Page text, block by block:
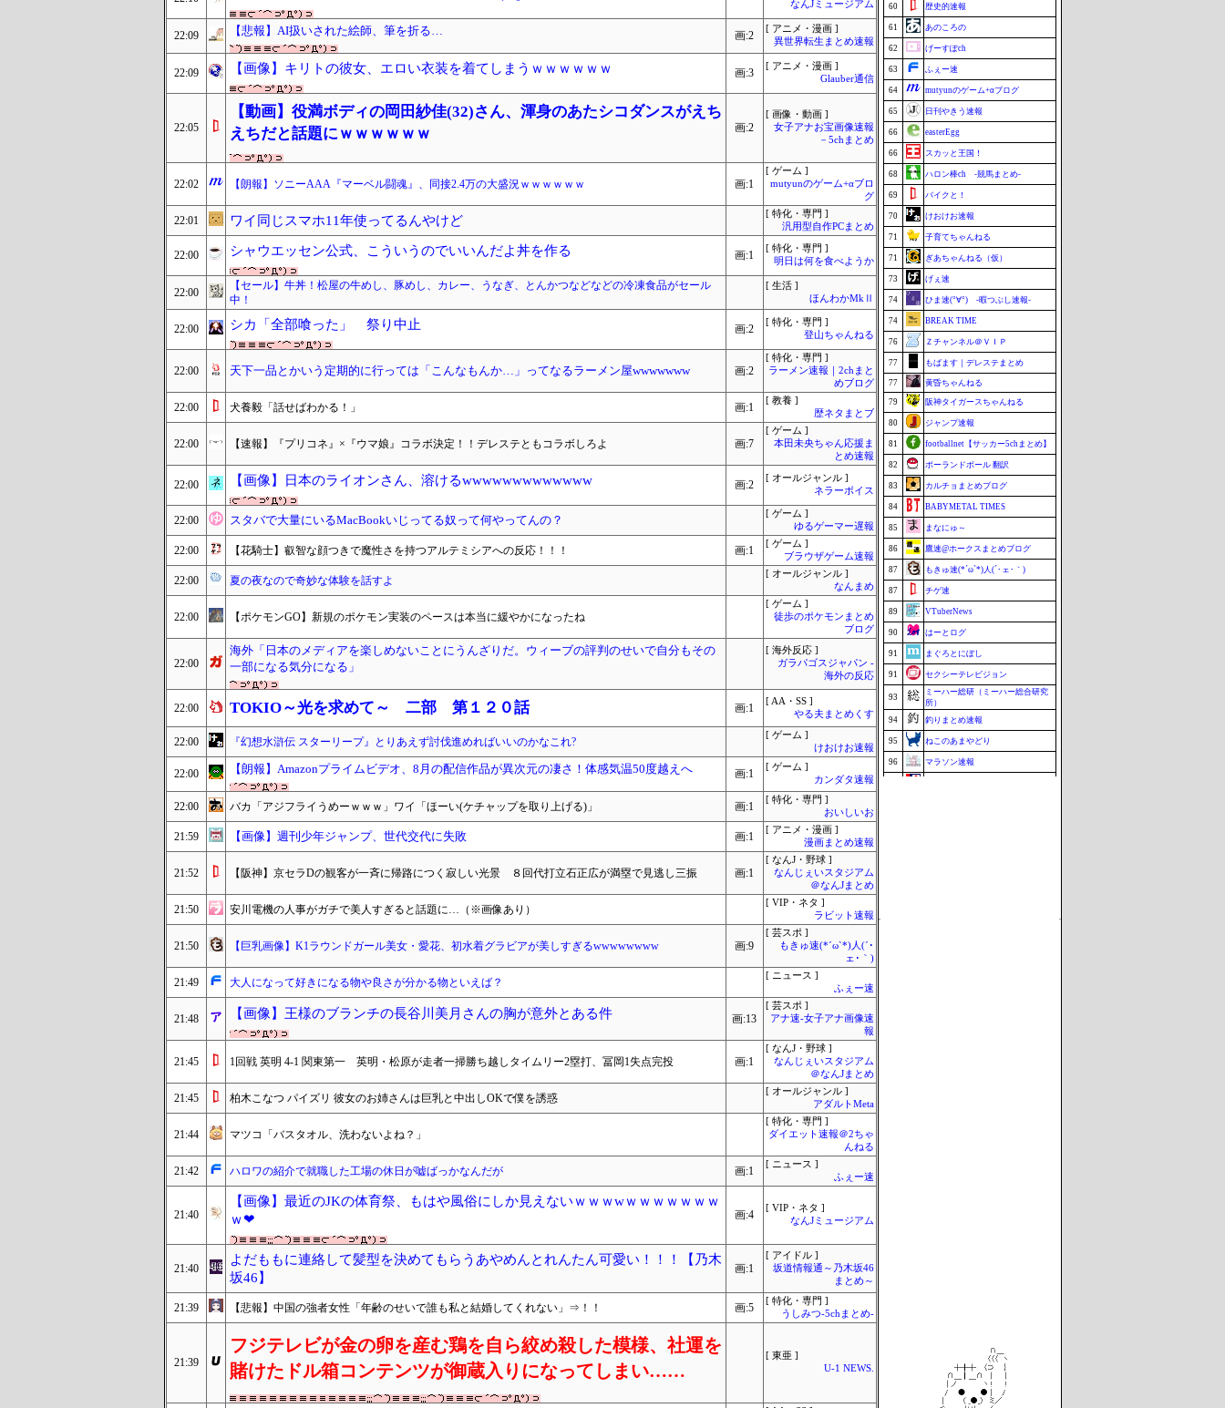
なんJミュージアム
22:09 【悲報】AI扱いされた絵師、筆を折る… 画:2
[ アニメ・漫画 ]
異世界転生まとめ速報
22:09 【画像】キリトの彼女、エロい衣装を着てしまうｗｗｗｗｗｗ 画:3
[ アニメ・漫画 ]
Glauber通信
22:05
【動画】役満ボディの岡田紗佳(32)さん、渾身のあたシコダンスがえち
えちだと話題にｗｗｗｗｗｗ
画:2
[ 画像・動画 ]
女子アナお宝画像速報
－5chまとめ
22:02 【朗報】ソニーAAA『マーベル闘魂』、同接2.4万の大盛況ｗｗｗｗｗｗ 画:1
[ ゲーム ]
mutyunのゲーム+αブロ
グ
22:01 ワイ同じスマホ11年使ってるんやけど
[ 特化・専門 ]
汎用型自作PCまとめ
22:00 シャウエッセン公式、こういうのでいいんだよ丼を作る 画:1
[ 特化・専門 ]
明日は何を食べようか
22:00
【セール】牛丼！松屋の牛めし、豚めし、カレー、うなぎ、とんかつなどなどの冷凍食品がセール
中！
[ 生活 ]
ほんわかMkⅡ
22:00 シカ「全部喰った」 祭り中止 画:2
[ 特化・専門 ]
登山ちゃんねる
22:00 天下一品とかいう定期的に行っては「こんなもんか…」ってなるラーメン屋wwwwwww 画:2
[ 特化・専門 ]
ラーメン速報｜2chまと
めブログ
22:00 犬養毅「話せばわかる！」 画:1
[ 教養 ]
歴ネタまとブ
22:00 【速報】『プリコネ』×『ウマ娘』コラボ決定！！デレステともコラボしろよ 画:7
[ ゲーム ]
本田未央ちゃん応援ま
とめ速報
22:00 【画像】日本のライオンさん、溶けるwwwwwwwwwwwww 画:2
[ オールジャンル ]
ネラーボイス
22:00 スタバで大量にいるMacBookいじってる奴って何やってんの？
[ ゲーム ]
ゆるゲーマー遅報
22:00 【花騎士】叡智な顔つきで魔性さを持つアルテミシアへの反応！！！ 画:1
[ ゲーム ]
ブラウザゲーム速報
22:00 夏の夜なので奇妙な体験を話すよ
[ オールジャンル ]
なんまめ
22:00 【ポケモンGO】新規のポケモン実装のペースは本当に緩やかになったね
[ ゲーム ]
徒歩のポケモンまとめ
ブログ
22:00
海外「日本のメディアを楽しめないことにうんざりだ。ウィーブの評判のせいで自分もその
一部になる気分になる」
[ 海外反応 ]
ガラパゴスジャパン -
海外の反応
22:00 TOKIO～光を求めて～ 二部 第１２０話 画:1
[ AA・SS ]
やる夫まとめくす
22:00 『幻想水滸伝 スターリープ』とりあえず討伐進めればいいのかなこれ?
[ ゲーム ]
けおけお速報
22:00 【朗報】Amazonプライムビデオ、8月の配信作品が異次元の凄さ！体感気温50度越えへ 画:1
[ ゲーム ]
カンダタ速報
22:00 バカ「アジフライうめーｗｗｗ」ワイ「ほーい(ケチャップを取り上げる)」 画:1
[ 特化・専門 ]
おいしいお
21:59 【画像】週刊少年ジャンプ、世代交代に失敗 画:1
[ アニメ・漫画 ]
漫画まとめ速報
21:52 【阪神】京セラDの観客が一斉に帰路につく寂しい光景 ８回代打立石正広が満塁で見逃し三振 画:1
[ なんJ・野球 ]
なんじぇいスタジアム
＠なんJまとめ
21:50 安川電機の人事がガチで美人すぎると話題に…（※画像あり）
[ VIP・ネタ ]
ラビット速報
21:50 【巨乳画像】K1ラウンドガール美女・愛花、初水着グラビアが美しすぎるwwwwwwww 画:9
[ 芸スポ ]
もきゅ速(*´ω`*)人(´･
ェ･｀)
21:49 大人になって好きになる物や良さが分かる物といえば？
[ ニュース ]
ふぇー速
21:48 【画像】王様のブランチの長谷川美月さんの胸が意外とある件 画:13
[ 芸スポ ]
アナ速‐女子アナ画像速
報
21:45 1回戦 英明 4-1 関東第一 英明・松原が走者一掃勝ち越しタイムリー2塁打、冨岡1失点完投 画:1
[ なんJ・野球 ]
なんじぇいスタジアム
＠なんJまとめ
21:45 柏木こなつ パイズリ 彼女のお姉さんは巨乳と中出しOKで僕を誘惑
[ オールジャンル ]
アダルトMeta
21:44 マツコ「バスタオル、洗わないよね？」
[ 特化・専門 ]
ダイエット速報＠2ちゃ
んねる
21:42 ハロワの紹介で就職した工場の休日が嘘ばっかなんだが 画:1
[ ニュース ]
ふぇー速
21:40
【画像】最近のJKの体育祭、もはや風俗にしか見えないｗｗｗwｗｗｗｗｗｗｗ
ｗ❤
画:4
[ VIP・ネタ ]
なんJミュージアム
21:40
よだももに連絡して髪型を決めてもらうあやめんとれんたん可愛い！！！【乃木
坂46】
画:1
[ アイドル ]
坂道情報通～乃木坂46
まとめ～
21:39 【悲報】中国の強者女性「年齢のせいで誰も私と結婚してくれない」⇒！！ 画:5
[ 特化・専門 ]
うしみつ-5chまとめ-
21:39
フジテレビが金の卵を産む鶏を自ら絞め殺した模様、社運を
賭けたドル箱コンテンツが御蔵入りになってしまい……
[ 東亜 ]
U-1 NEWS.
60 歴史的速報
61 あのころの
62 げーすぽch
63 ふぇー速
64 mutyunのゲーム+αブログ
65 日刊やきう速報
66 easterEgg
66 スカッと王国！
68 ハロン棒ch -競馬まとめ-
69 バイクと！
70 けおけお速報
71 子育てちゃんねる
71 ぎあちゃんねる（仮）
73 げぇ速
74 ひま速(°∀°) -暇つぶし速報-
74 BREAK TIME
76 Ｚチャンネル＠ＶＩＰ
77 もばます｜デレステまとめ
77 黄昏ちゃんねる
79 阪神タイガースちゃんねる
80 ジャンプ速報
81 footballnet【サッカー5chまとめ】
82 ポーランドボール 翻訳
83 カルチョまとめブログ
84 BABYMETAL TIMES
85 まなにゅ～
86 鷹速@ホークスまとめブログ
87 もきゅ速(*´ω`*)人(´･ェ･｀)
87 チゲ速
89 VTuberNews
90 はーとログ
91 まぐろとにぼし
91 セクシーテレビジョン
93
ミーハー総研（ミーハー総合研究
所）
94
釣りまとめ速報
95 ねこのあまやどり
96 マラソン速報